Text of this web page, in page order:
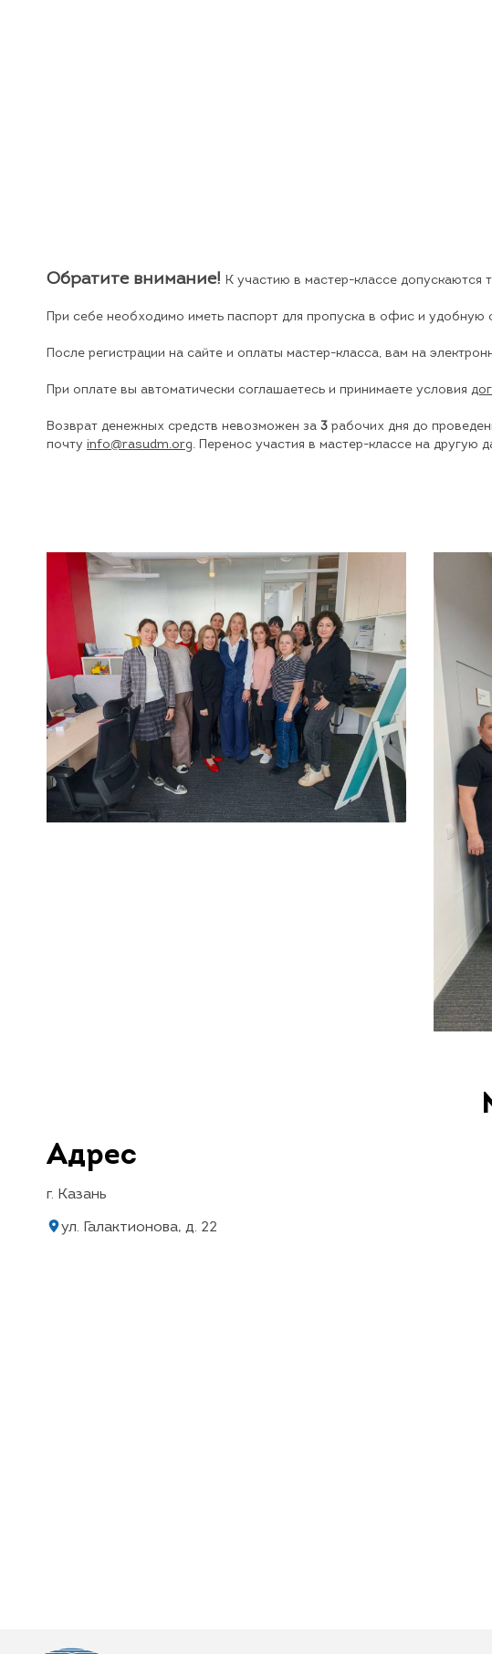
Обратите внимание! К участию в мастер-классе допускаются
При себе необходимо иметь паспорт для пропуска в офис и удобную
После регистрации на сайте и оплаты мастер-класса, вам на
При оплате вы автоматически соглашаетесь и принимаете условия
Возврат денежных средств невозможен за 3 рабочих дня до
почту info@rasudm.org. Перенос участия в мастер-классе на другую
Адрес
г. Казань
ул. Галактионова, д. 22